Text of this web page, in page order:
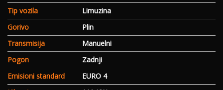
Tip vozila
Limuzina
Gorivo
Plin
Transmisija
Manuelni
Pogon
Zadnji
Emisioni standard
EURO 4